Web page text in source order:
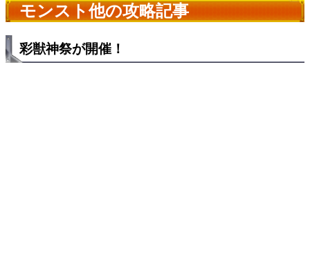
モンスト他の攻略記事
彩獣神祭が開催！